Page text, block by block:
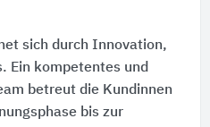
sich durch Innovation,
Ein kompetentes und
betreut die Kundinnen
bis zur